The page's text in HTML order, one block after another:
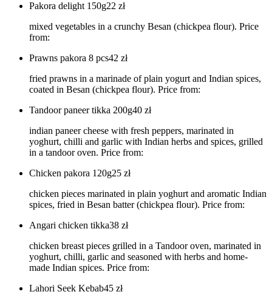
Pakora delight 150g22 zł
mixed vegetables in a crunchy Besan (chickpea flour). Price
from:
Prawns pakora 8 pcs42 zł
fried prawns in a marinade of plain yogurt and Indian spices,
coated in Besan (chickpea flour). Price from:
Tandoor paneer tikka 200g40 zł
indian paneer cheese with fresh peppers, marinated in
yoghurt, chilli and garlic with Indian herbs and spices, grilled
in a tandoor oven. Price from:
Chicken pakora 120g25 zł
chicken pieces marinated in plain yoghurt and aromatic Indian
spices, fried in Besan batter (chickpea flour). Price from:
Angari chicken tikka38 zł
chicken breast pieces grilled in a Tandoor oven, marinated in
yoghurt, chilli, garlic and seasoned with herbs and home-
made Indian spices. Price from:
Lahori Seek Kebab45 zł